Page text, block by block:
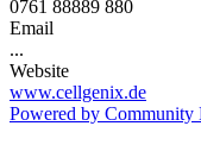
0761 88889 880
Email
...
Website
www.cellgenix.de
Powered by Community